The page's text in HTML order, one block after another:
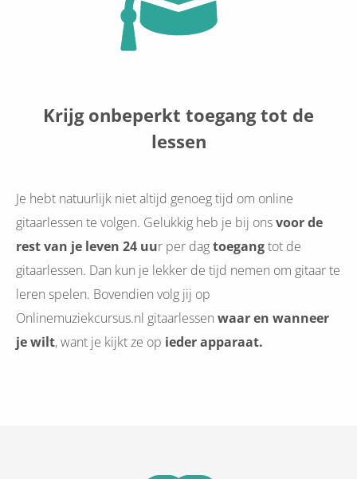
Krijg onbeperkt toegang tot de
lessen
Je hebt natuurlijk niet altijd genoeg tijd om online
gitaarlessen te volgen. Gelukkig heb je bij onsvoor de
rest van je leven 24 uur per dagtoegangtot de
gitaarlessen. Dan kun je lekker de tijd nemen om gitaar te
leren spelen. Bovendien volg jij op
Onlinemuziekcursus.nl gitaarlessen waar en wanneer
je wilt, want je kijkt ze op ieder apparaat.